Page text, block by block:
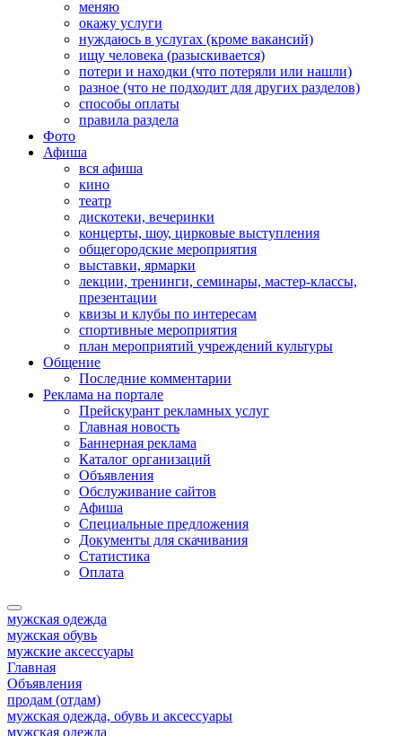
меняю
окажу услуги
нуждаюсь в услугах (кроме вакансий)
ищу человека (разыскивается)
потери и находки (что потеряли или нашли)
разное (что не подходит для других разделов)
способы оплаты
правила раздела
Фото
Афиша
вся афиша
кино
театр
дискотеки, вечеринки
концерты, шоу, цирковые выступления
общегородские мероприятия
выставки, ярмарки
лекции, тренинги, семинары, мастер-классы,
презентации
квизы и клубы по интересам
спортивные мероприятия
план мероприятий учреждений культуры
Общение
Последние комментарии
Реклама на портале
Прейскурант рекламных услуг
Главная новость
Баннерная реклама
Каталог организаций
Объявления
Обслуживание сайтов
Афиша
Специальные предложения
Документы для скачивания
Статистика
Оплата
мужская одежда
мужская обувь
мужские аксессуары
Главная
Объявления
продам (отдам)
мужская одежда, обувь и аксессуары
мужская одежда